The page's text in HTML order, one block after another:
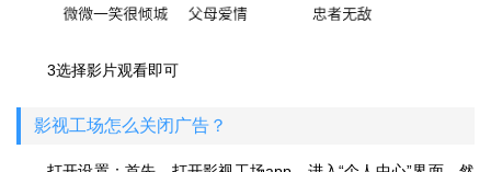
3选择影片观看即可
影视工场怎么关闭广告？